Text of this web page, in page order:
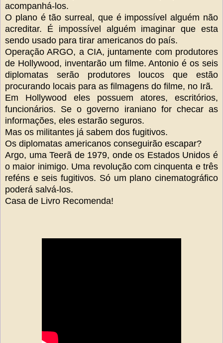
acompanhá-los.
O plano é tão surreal, que é impossível alguém não
acreditar. É impossível alguém imaginar que esta
sendo usado para tirar americanos do país.
Operação ARGO, a CIA, juntamente com produtores
de Hollywood, inventarão um filme. Antonio é os seis
diplomatas serão produtores loucos que estão
procurando locais para as filmagens do filme, no Irã.
Em Hollywood eles possuem atores, escritórios,
funcionários. Se o governo iraniano for checar as
informações, eles estarão seguros.
Mas os militantes já sabem dos fugitivos.
Os diplomatas americanos conseguirão escapar?
Argo, uma Teerã de 1979, onde os Estados Unidos é
o maior inimigo. Uma revolução com cinquenta e três
reféns e seis fugitivos. Só um plano cinematográfico
poderá salvá-los.
Casa de Livro Recomenda!